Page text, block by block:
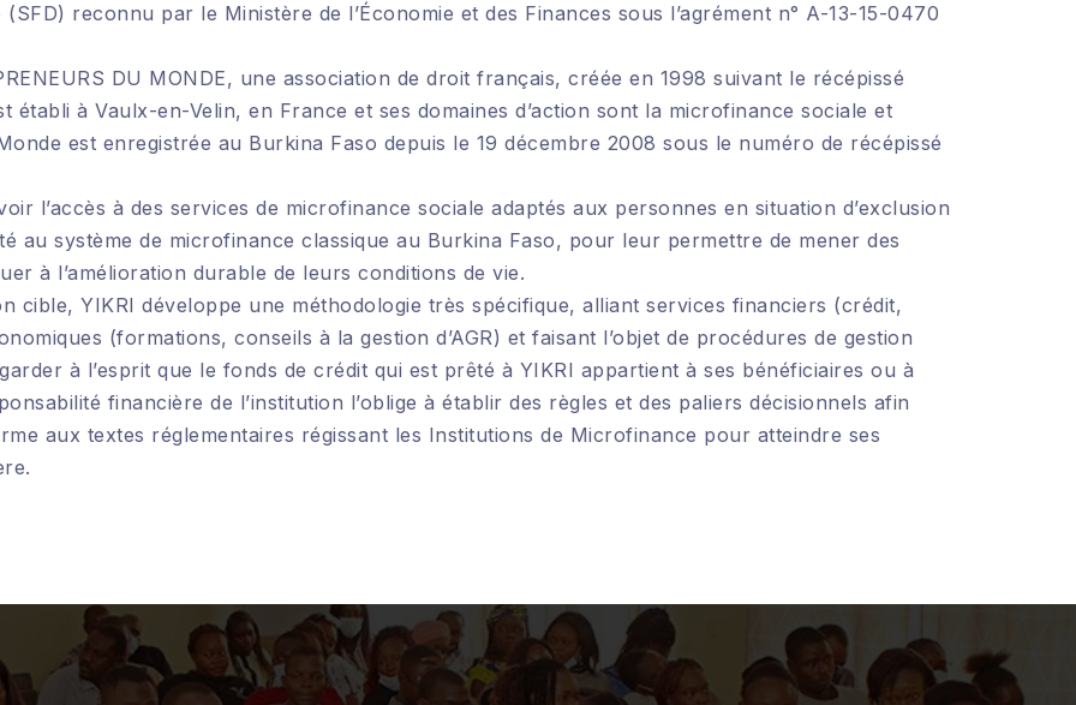
reconnu par le Ministère de l’Économie et des Finances sous l’agrément n° A-13-15-0470
DU MONDE, une association de droit français, créée en 1998 suivant le récépissé
établi à Vaulx-en-Velin, en France et ses domaines d’action sont la microfinance sociale et
est enregistrée au Burkina Faso depuis le 19 décembre 2008 sous le numéro de récépissé
l’accès à des services de microfinance sociale adaptés aux personnes en situation d’exclusion
au système de microfinance classique au Burkina Faso, pour leur permettre de mener des
à l’amélioration durable de leurs conditions de vie.
cible, YIKRI développe une méthodologie très spécifique, alliant services financiers (crédit,
(formations, conseils à la gestion d’AGR) et faisant l’objet de procédures de gestion
à l’esprit que le fonds de crédit qui est prêté à YIKRI appartient à ses bénéficiaires ou à
financière de l’institution l’oblige à établir des règles et des paliers décisionnels afin
aux textes réglementaires régissant les Institutions de Microfinance pour atteindre ses